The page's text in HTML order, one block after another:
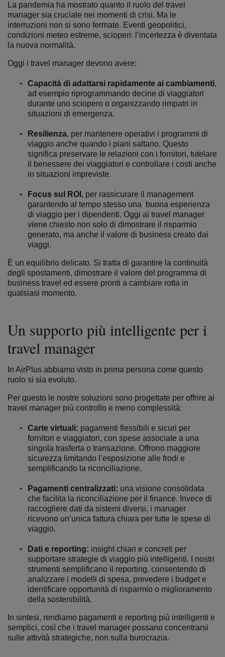
La pandemia ha mostrato quanto il ruolo del travel
manager sia cruciale nei momenti di crisi. Ma le
interruzioni non si sono fermate. Eventi geopolitici,
condizioni meteo estreme, scioperi: l’incertezza è diventata
la nuova normalità.
Oggi i travel manager devono avere:
Capacità di adattarsi rapidamente ai cambiamenti,
ad esempio riprogrammando decine di viaggiatori
durante uno sciopero o organizzando rimpatri in
situazioni di emergenza.
Resilienza, per mantenere operativi i programmi di
viaggio anche quando i piani saltano. Questo
significa preservare le relazioni con i fornitori, tutelare
il benessere dei viaggiatori e controllare i costi anche
in situazioni impreviste.
Focus sul ROI , per rassicurare il management
garantendo al tempo stesso una buona esperienza
di viaggio per i dipendenti. Oggi ai travel manager
viene chiesto non solo di dimostrare il risparmio
generato, ma anche il valore di business creato dai
viaggi.
È un equilibrio delicato. Si tratta di garantire la continuità
degli spostamenti, dimostrare il valore del programma di
business travel ed essere pronti a cambiare rotta in
qualsiasi momento.
Un supporto più intelligente per i
travel manager
In AirPlus abbiamo visto in prima persona come questo
ruolo si sia evoluto.
Per questo le nostre soluzioni sono progettate per offrire ai
travel manager più controllo e meno complessità:
Carte virtuali: pagamenti flessibili e sicuri per
fornitori e viaggiatori, con spese associate a una
singola trasferta o transazione. Offrono maggiore
sicurezza limitando l’esposizione alle frodi e
semplificando la riconciliazione.
Pagamenti centralizzati: una visione consolidata
che facilita la riconciliazione per il finance. Invece di
raccogliere dati da sistemi diversi, i manager
ricevono un’unica fattura chiara per tutte le spese di
viaggio.
Dati e reporting: insight chiari e concreti per
supportare strategie di viaggio più intelligenti. I nostri
strumenti semplificano il reporting, consentendo di
analizzare i modelli di spesa, prevedere i budget e
identificare opportunità di risparmio o miglioramento
della sostenibilità.
In sintesi, rendiamo pagamenti e reporting più intelligenti e
semplici, così che i travel manager possano concentrarsi
sulle attività strategiche, non sulla burocrazia.